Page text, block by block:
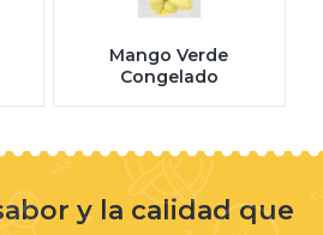
Mango Verde
Congelado
y la calidad que